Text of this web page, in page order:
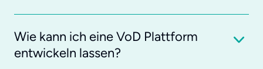
Wie kann ich eine VoD Plattform
entwickeln lassen?